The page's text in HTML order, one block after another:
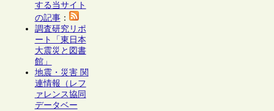
する当サイト
の記事：
調査研究リポ
ート「東日本
大震災と図書
館」
地震・災害 関
連情報（レフ
ァレンス協同
データベー